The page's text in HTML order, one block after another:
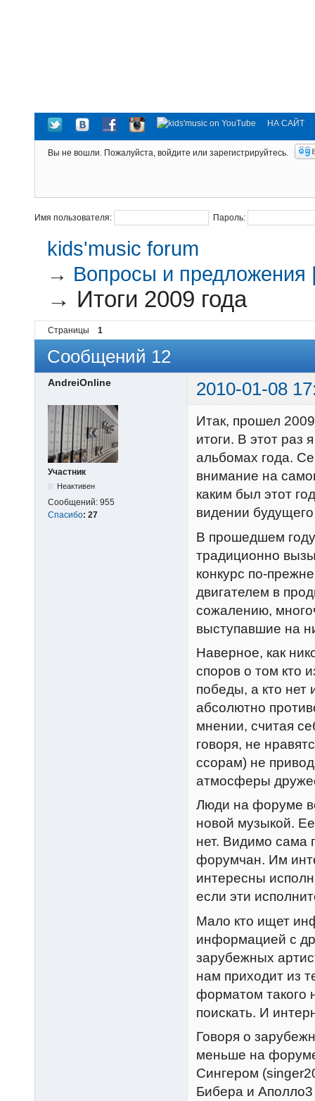
НА САЙТ
Вы не вошли. Пожалуйста, войдите или зарегистрируйтесь.
Имя пользователя: Пароль:
kids'music forum
→ Вопросы и предложения
→ Итоги 2009 года
Страницы 1
Сообщений 12
AndreiOnline 2010-01-08
Участник
Неактивен
Сообщений: 955
Спасибо: 27
Итак, прошел
итоги. В этот раз
альбомах года.
внимание на
каким был этот
видении
В прошедшем
традиционно
конкурс по-
двигателем в
сожалению,
выступавшие на
Наверное, как
споров о том кто
победы, а кто
абсолютно
мнении, считая
говоря, не
ссорам) не
атмосферы
Люди на форуме
новой музыкой.
нет. Видимо сама
форумчан. Им
интересны
если эти
Мало кто ищет
информацией с
зарубежных
нам приходит из
форматом такого
поискать. И
Говоря о
меньше на
Сингером
Бибера и